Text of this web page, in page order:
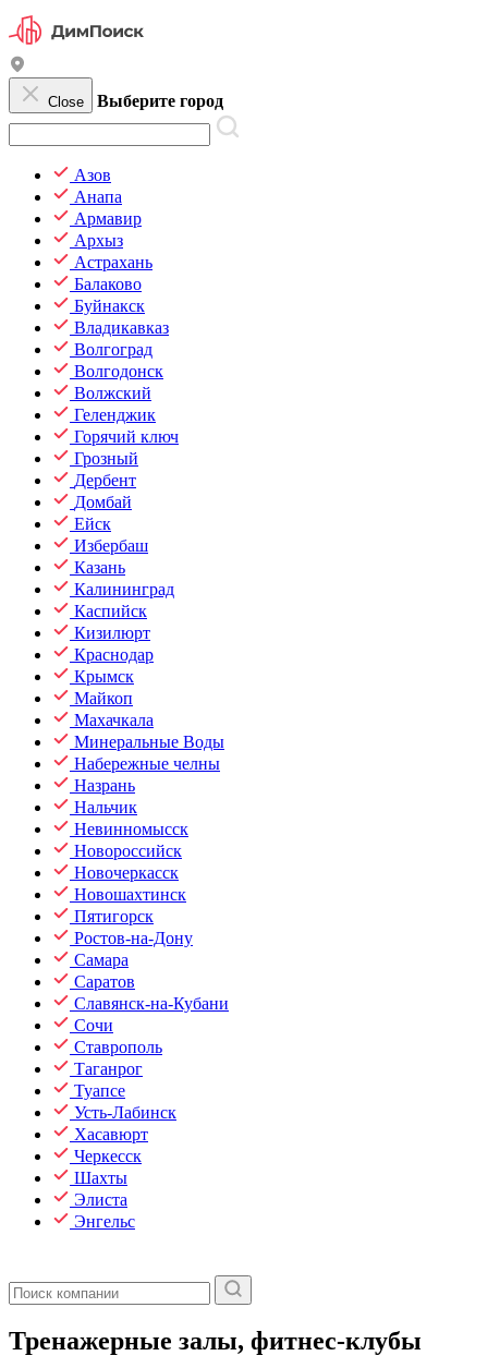
Close Выберите город
Азов
Анапа
Армавир
Архыз
Астрахань
Балаково
Буйнакск
Владикавказ
Волгоград
Волгодонск
Волжский
Геленджик
Горячий ключ
Грозный
Дербент
Домбай
Ейск
Избербаш
Казань
Калининград
Каспийск
Кизилюрт
Краснодар
Крымск
Майкоп
Махачкала
Минеральные Воды
Набережные челны
Назрань
Нальчик
Невинномысск
Новороссийск
Новочеркасск
Новошахтинск
Пятигорск
Ростов-на-Дону
Самара
Саратов
Славянск-на-Кубани
Сочи
Ставрополь
Таганрог
Туапсе
Усть-Лабинск
Хасавюрт
Черкесск
Шахты
Элиста
Энгельс
Тренажерные залы, фитнес-клубы